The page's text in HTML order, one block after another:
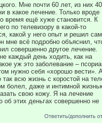
Мне почти 60 лет, из них
в какое лечение. Только вроде
время ещё хуже становится. К
по телевизору в какой-то
какой у него опыт и решил сам
мне всё подробно объяснил,
совершенно другое лечение.
каждый день ходить, как на
уж это заболевание –
нужно себя «хорошо вести».
всю жизнь с коростой на
болел, даже и интимной
свою кожу. Я на лечение
об этих деньгах совершенно не
Ответить/дополнить